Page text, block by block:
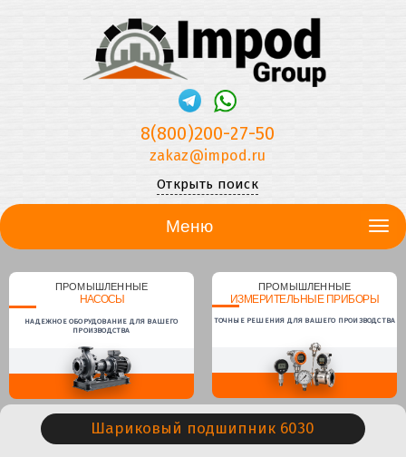
8(800)200-27-50
zakaz@impod.ru
Открыть поиск
Меню
ПРОМЫШЛЕННЫЕ
НАСОСЫ
НАДЕЖНОЕ ОБОРУДОВАНИЕ ДЛЯ ВАШЕГО
ПРОИЗВОДСТВА
ПРОМЫШЛЕННЫЕ
ИЗМЕРИТЕЛЬНЫЕ ПРИБОРЫ
ТОЧНЫЕ РЕШЕНИЯ ДЛЯ ВАШЕГО ПРОИЗВОДСТВА
Шариковый подшипник 6030